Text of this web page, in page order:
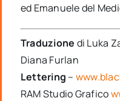
ed Emanuele del
Traduzione di Luka
Diana Furlan
Lettering –
RAM Studio Grafico